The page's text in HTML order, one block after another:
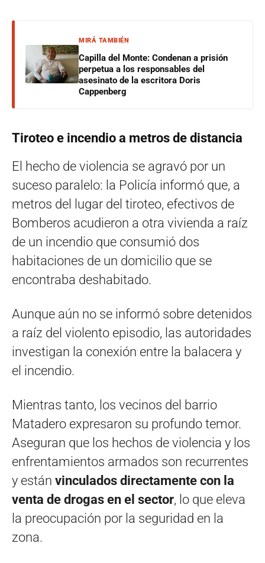
MIRÁ TAMBIÉN
Capilla del Monte: Condenan a prisión
perpetua a los responsables del
asesinato de la escritora Doris
Cappenberg
Tiroteo e incendio a metros de distancia
El hecho de violencia se agravó por un
suceso paralelo: la Policía informó que, a
metros del lugar del tiroteo, efectivos de
Bomberos acudieron a otra vivienda a raíz
de un incendio que consumió dos
habitaciones de un domicilio que se
encontraba deshabitado.
Aunque aún no se informó sobre detenidos
a raíz del violento episodio, las autoridades
investigan la conexión entre la balacera y
el incendio.
Mientras tanto, los vecinos del barrio
Matadero expresaron su profundo temor.
Aseguran que los hechos de violencia y los
enfrentamientos armados son recurrentes
y están vinculados directamente con la
venta de drogas en el sector, lo que eleva
la preocupación por la seguridad en la
zona.